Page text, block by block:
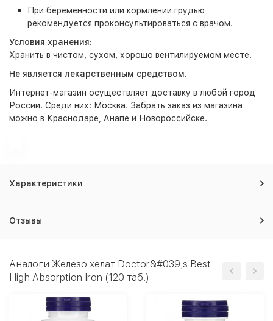
При беременности или кормлении грудью
рекомендуется проконсультироваться с врачом.
Условия хранения:
Хранить в чистом, сухом, хорошо вентилируемом месте.
Не является лекарственным средством.
Интернет-магазин осуществляет доставку в любой город
России. Среди них: Москва. Забрать заказ из магазина
можно в Краснодаре, Анапе и Новороссийске.
Характеристики
Отзывы
Аналоги Железо хелат Doctor&#039;s Best
High Absorption Iron (120 таб.)